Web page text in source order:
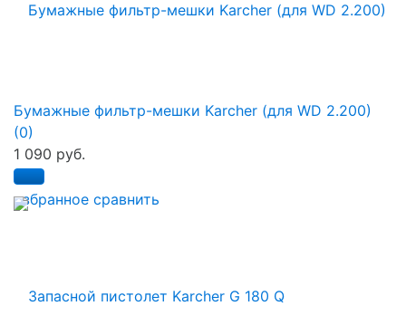
избранное сравнить
Бумажные фильтр-мешки Karcher (для WD 2.200)
(0)
1 090 руб.